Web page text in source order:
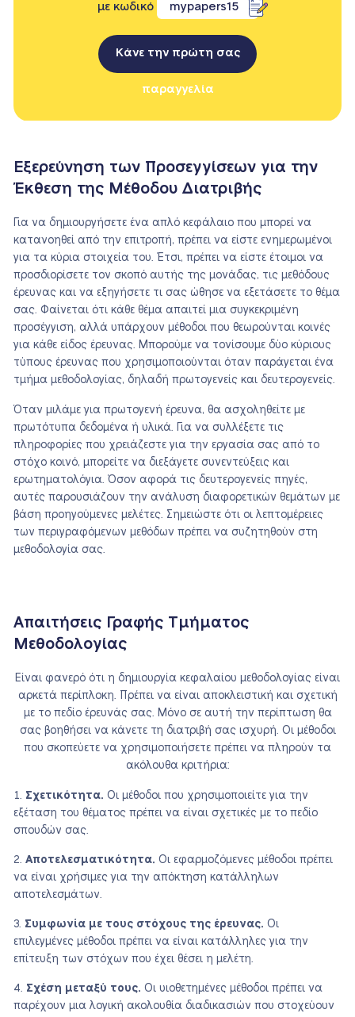
με κωδικό mypapers15
Κάνε την πρώτη σας
παραγγελία
Εξερεύνηση των Προσεγγίσεων για την
Έκθεση της Μέθοδου Διατριβής
Για να δημιουργήσετε ένα απλό κεφάλαιο που μπορεί να
κατανοηθεί από την επιτροπή, πρέπει να είστε ενημερωμένοι
για τα κύρια στοιχεία του. Έτσι, πρέπει να είστε έτοιμοι να
προσδιορίσετε τον σκοπό αυτής της μονάδας, τις μεθόδους
έρευνας και να εξηγήσετε τι σας ώθησε να εξετάσετε το θέμα
σας. Φαίνεται ότι κάθε θέμα απαιτεί μια συγκεκριμένη
προσέγγιση, αλλά υπάρχουν μέθοδοι που θεωρούνται κοινές
για κάθε είδος έρευνας. Μπορούμε να τονίσουμε δύο κύριους
τύπους έρευνας που χρησιμοποιούνται όταν παράγεται ένα
τμήμα μεθοδολογίας, δηλαδή πρωτογενείς και δευτερογενείς.
Όταν μιλάμε για πρωτογενή έρευνα, θα ασχοληθείτε με
πρωτότυπα δεδομένα ή υλικά. Για να συλλέξετε τις
πληροφορίες που χρειάζεστε για την εργασία σας από το
στόχο κοινό, μπορείτε να διεξάγετε συνεντεύξεις και
ερωτηματολόγια. Όσον αφορά τις δευτερογενείς πηγές,
αυτές παρουσιάζουν την ανάλυση διαφορετικών θεμάτων με
βάση προηγούμενες μελέτες. Σημειώστε ότι οι λεπτομέρειες
των περιγραφόμενων μεθόδων πρέπει να συζητηθούν στη
μεθοδολογία σας.
Απαιτήσεις Γραφής Τμήματος
Μεθοδολογίας
Είναι φανερό ότι η δημιουργία κεφαλαίου μεθοδολογίας είναι
αρκετά περίπλοκη. Πρέπει να είναι αποκλειστική και σχετική
με το πεδίο έρευνάς σας. Μόνο σε αυτή την περίπτωση θα
σας βοηθήσει να κάνετε τη διατριβή σας ισχυρή. Οι μέθοδοι
που σκοπεύετε να χρησιμοποιήσετε πρέπει να πληρούν τα
ακόλουθα κριτήρια:
Σχετικότητα. Οι μέθοδοι που χρησιμοποιείτε για την
εξέταση του θέματος πρέπει να είναι σχετικές με το πεδίο
σπουδών σας.
Αποτελεσματικότητα. Οι εφαρμοζόμενες μέθοδοι πρέπει
να είναι χρήσιμες για την απόκτηση κατάλληλων
αποτελεσμάτων.
Συμφωνία με τους στόχους της έρευνας. Οι
επιλεγμένες μέθοδοι πρέπει να είναι κατάλληλες για την
επίτευξη των στόχων που έχει θέσει η μελέτη.
Σχέση μεταξύ τους. Οι υιοθετημένες μέθοδοι πρέπει να
παρέχουν μια λογική ακολουθία διαδικασιών που στοχεύουν